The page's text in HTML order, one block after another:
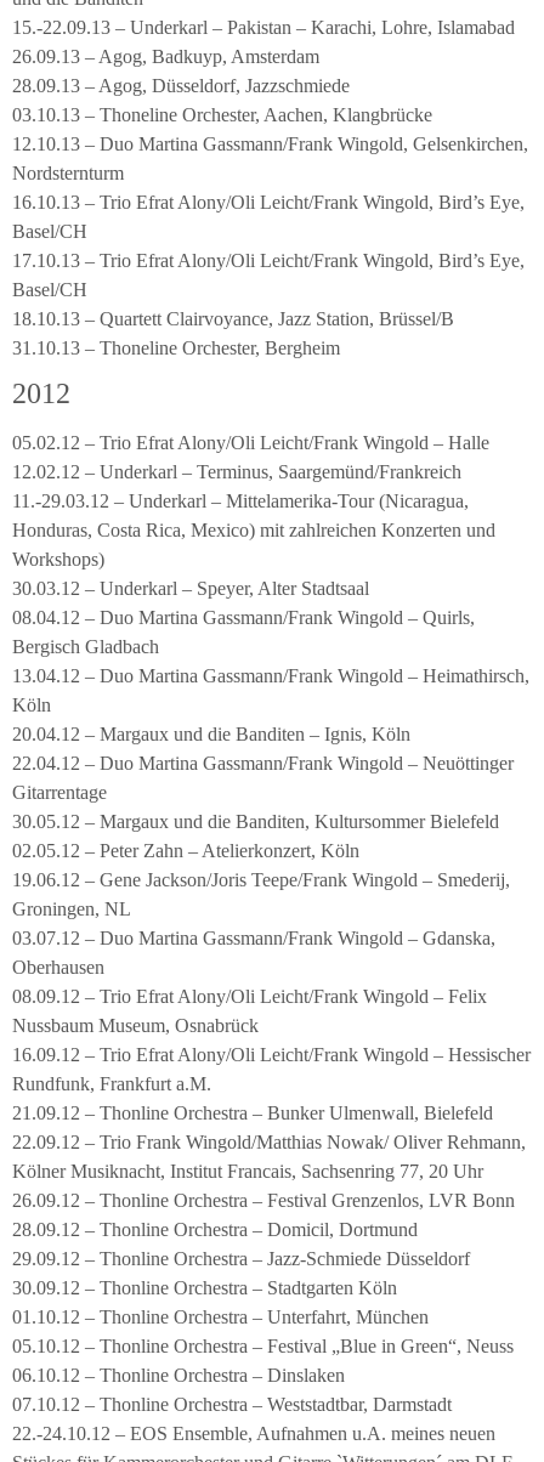
15.-22.09.13 – Underkarl – Pakistan – Karachi, Lohre, Islamabad
26.09.13 – Agog, Badkuyp, Amsterdam
28.09.13 – Agog, Düsseldorf, Jazzschmiede
03.10.13 – Thoneline Orchester, Aachen, Klangbrücke
12.10.13 – Duo Martina Gassmann/Frank Wingold, Gelsenkirchen,
Nordsternturm
16.10.13 – Trio Efrat Alony/Oli Leicht/Frank Wingold, Bird’s Eye,
Basel/CH
17.10.13 – Trio Efrat Alony/Oli Leicht/Frank Wingold, Bird’s Eye,
Basel/CH
18.10.13 – Quartett Clairvoyance, Jazz Station, Brüssel/B
31.10.13 – Thoneline Orchester, Bergheim
2012
05.02.12 – Trio Efrat Alony/Oli Leicht/Frank Wingold – Halle
12.02.12 – Underkarl – Terminus, Saargemünd/Frankreich
11.-29.03.12 – Underkarl – Mittelamerika-Tour (Nicaragua,
Honduras, Costa Rica, Mexico) mit zahlreichen Konzerten und
Workshops)
30.03.12 – Underkarl – Speyer, Alter Stadtsaal
08.04.12 – Duo Martina Gassmann/Frank Wingold – Quirls,
Bergisch Gladbach
13.04.12 – Duo Martina Gassmann/Frank Wingold – Heimathirsch,
Köln
20.04.12 – Margaux und die Banditen – Ignis, Köln
22.04.12 – Duo Martina Gassmann/Frank Wingold – Neuöttinger
Gitarrentage
30.05.12 – Margaux und die Banditen, Kultursommer Bielefeld
02.05.12 – Peter Zahn – Atelierkonzert, Köln
19.06.12 – Gene Jackson/Joris Teepe/Frank Wingold – Smederij,
Groningen, NL
03.07.12 – Duo Martina Gassmann/Frank Wingold – Gdanska,
Oberhausen
08.09.12 – Trio Efrat Alony/Oli Leicht/Frank Wingold – Felix
Nussbaum Museum, Osnabrück
16.09.12 – Trio Efrat Alony/Oli Leicht/Frank Wingold – Hessischer
Rundfunk, Frankfurt a.M.
21.09.12 – Thonline Orchestra – Bunker Ulmenwall, Bielefeld
22.09.12 – Trio Frank Wingold/Matthias Nowak/ Oliver Rehmann,
Kölner Musiknacht, Institut Francais, Sachsenring 77, 20 Uhr
26.09.12 – Thonline Orchestra – Festival Grenzenlos, LVR Bonn
28.09.12 – Thonline Orchestra – Domicil, Dortmund
29.09.12 – Thonline Orchestra – Jazz-Schmiede Düsseldorf
30.09.12 – Thonline Orchestra – Stadtgarten Köln
01.10.12 – Thonline Orchestra – Unterfahrt, München
05.10.12 – Thonline Orchestra – Festival „Blue in Green“, Neuss
06.10.12 – Thonline Orchestra – Dinslaken
07.10.12 – Thonline Orchestra – Weststadtbar, Darmstadt
22.-24.10.12 – EOS Ensemble, Aufnahmen u.A. meines neuen